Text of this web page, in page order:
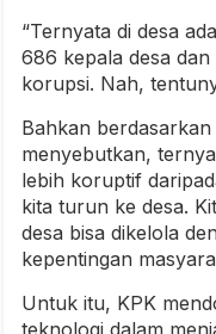
“Ternyata di desa
686 kepala desa
korupsi. Nah,
Bahkan
menyebutkan,
lebih koruptif
kita turun ke desa.
desa bisa dikelola
kepentingan
Untuk itu, KPK
teknologi dalam